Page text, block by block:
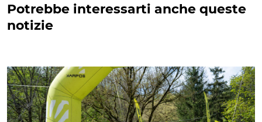
Potrebbe interessarti anche queste
notizie